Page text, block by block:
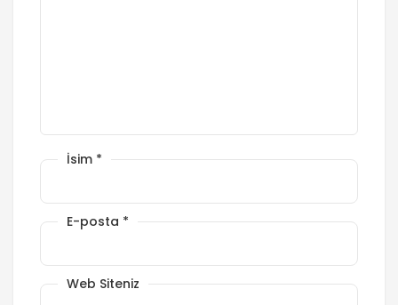
İsim *
E-posta *
Web Siteniz